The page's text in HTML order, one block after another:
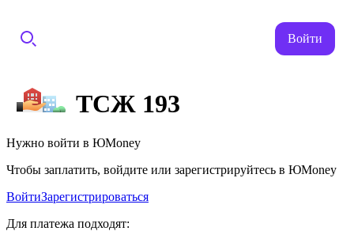
Войти
ТСЖ 193
Нужно войти в ЮMoney
Чтобы заплатить, войдите или зарегистрируйтесь в ЮMoney
ВойтиЗарегистрироваться
Для платежа подходят: